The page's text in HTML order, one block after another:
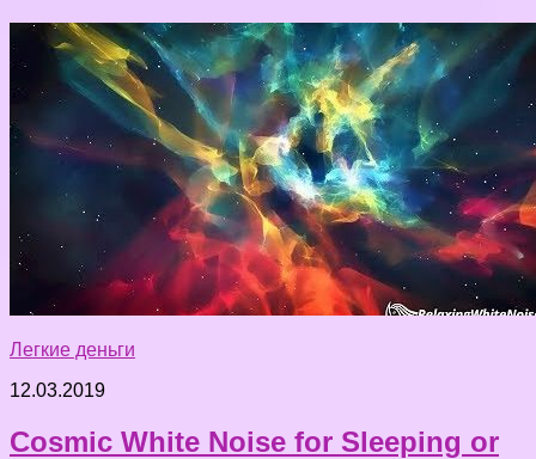
Легкие деньги
12.03.2019
Cosmic White Noise for Sleeping or